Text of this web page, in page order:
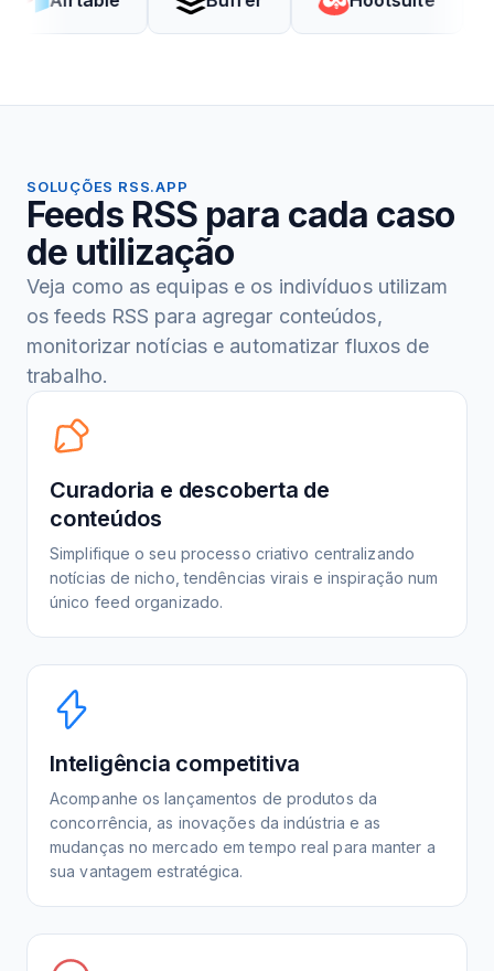
SOLUÇÕES RSS.APP
Feeds RSS para cada caso
de utilização
Veja como as equipas e os indivíduos utilizam
os feeds RSS para agregar conteúdos,
monitorizar notícias e automatizar fluxos de
trabalho.
Curadoria e descoberta de
conteúdos
Simplifique o seu processo criativo centralizando
notícias de nicho, tendências virais e inspiração num
único feed organizado.
Inteligência competitiva
Acompanhe os lançamentos de produtos da
concorrência, as inovações da indústria e as
mudanças no mercado em tempo real para manter a
sua vantagem estratégica.